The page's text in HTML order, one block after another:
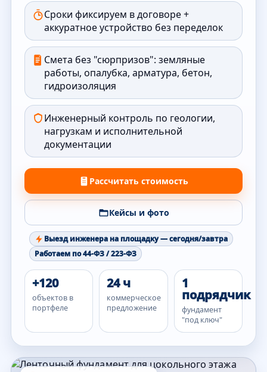
Сроки фиксируем в договоре +
аккуратное устройство без переделок
Смета без "сюрпризов": земляные
работы, опалубка, арматура, бетон,
гидроизоляция
Инженерный контроль по геологии,
нагрузкам и исполнительной
документации
Рассчитать стоимость
Кейсы и фото
Выезд инженера на площадку — сегодня/завтра
Работаем по 44-ФЗ / 223-ФЗ
+120
объектов в
портфеле
24 ч
коммерческое
предложение
1
подрядчик
фундамент
"под ключ"